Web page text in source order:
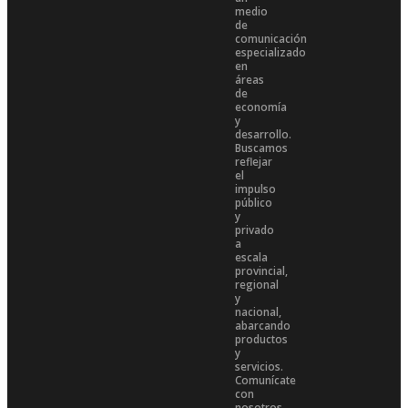
medio
de
comunicación
especializado
en
áreas
de
economía
y
desarrollo.
Buscamos
reflejar
el
impulso
público
y
privado
a
escala
provincial,
regional
y
nacional,
abarcando
productos
y
servicios.
Comunícate
con